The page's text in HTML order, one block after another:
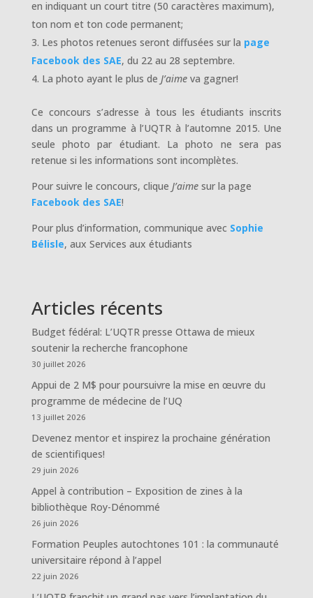
en indiquant un court titre (50 caractères maximum),
ton nom et ton code permanent;
Les photos retenues seront diffusées sur la page
Facebook des SAE, du 22 au 28 septembre.
La photo ayant le plus de J’aimeva gagner!
Ce concours s’adresse à tous les étudiants inscrits
dans un programme à l’UQTR à l’automne 2015. Une
seule photo par étudiant. La photo ne sera pas
retenue si les informations sont incomplètes.
Pour suivre le concours, clique J’aimesur la page
Facebook des SAE!
Pour plus d’information, communique avec Sophie
Bélisle, aux Services aux étudiants
Articles récents
Budget fédéral: L’UQTR presse Ottawa de mieux
soutenir la recherche francophone
30 juillet 2026
Appui de 2 M$ pour poursuivre la mise en œuvre du
programme de médecine de l’UQ
13 juillet 2026
Devenez mentor et inspirez la prochaine génération
de scientifiques!
29 juin 2026
Appel à contribution – Exposition de zines à la
bibliothèque Roy-Dénommé
26 juin 2026
Formation Peuples autochtones 101 : la communauté
universitaire répond à l’appel
22 juin 2026